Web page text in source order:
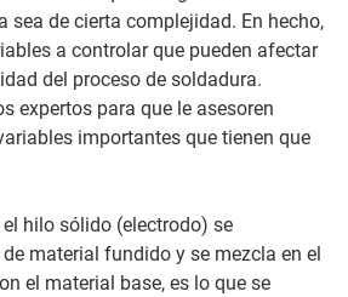
sea de cierta complejidad. En hecho,
a controlar que pueden afectar
del proceso de soldadura.
expertos para que le asesoren
importantes que tienen que
hilo sólido (electrodo) se
material fundido y se mezcla en el
el material base, es lo que se